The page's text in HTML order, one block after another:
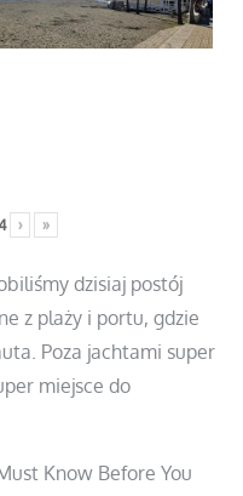
4 › »
dzisiaj postój
z plaży i portu, gdzie
Poza jachtami super
miejsce do